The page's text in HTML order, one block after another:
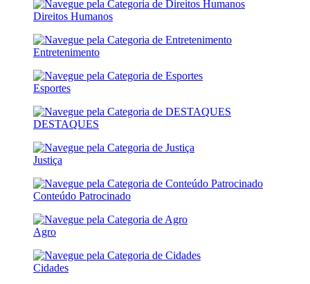
Direitos Humanos
Entretenimento
Esportes
DESTAQUES
Justiça
Conteúdo Patrocinado
Agro
Cidades